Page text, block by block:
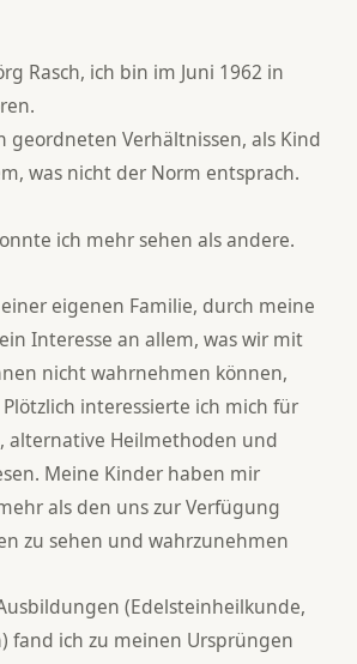
Rasch, ich bin im Juni 1962 in
geordneten Verhältnissen, als Kind
was nicht der Norm entsprach.
ich mehr sehen als andere.
eigenen Familie, durch meine
Interesse an allem, was wir mit
nicht wahrnehmen können,
interessierte ich mich für
alternative Heilmethoden und
Meine Kinder haben mir
als den uns zur Verfügung
zu sehen und wahrzunehmen
(Edelsteinheilkunde,
fand ich zu meinen Ursprüngen